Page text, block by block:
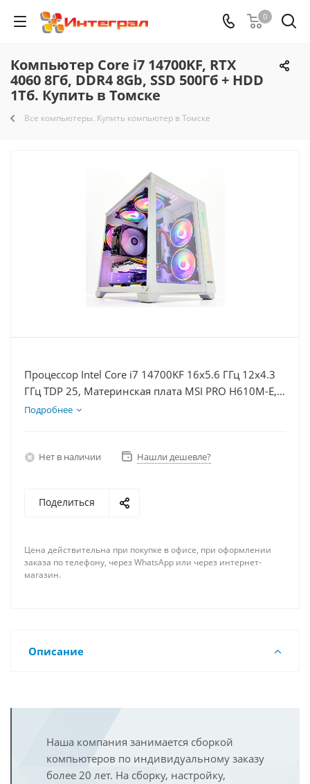
0
Компьютер Core i7 14700KF, RTX
4060 8Гб, DDR4 8Gb, SSD 500Гб + HDD
1Тб. Купить в Томске
Все компьютеры. Купить компьютер в Томске
Процессор Intel Core i7 14700KF 16x5.6 ГГц 12x4.3
ГГц TDP 25, Материнская плата MSI PRO H610M-E,
Видеокарта RTX 4060 8Гб, Память DDR4 8Gb,
Подробнее
Нет в наличии Нашли дешевле?
Поделиться
Цена действительна при покупке в офисе, при оформлении
заказа по телефону, через WhatsApp или через интернет-
магазин.
Описание
Наша компания занимается сборкой
компьютеров по индивидуальному заказу
более 20 лет. На сборку, настройку,